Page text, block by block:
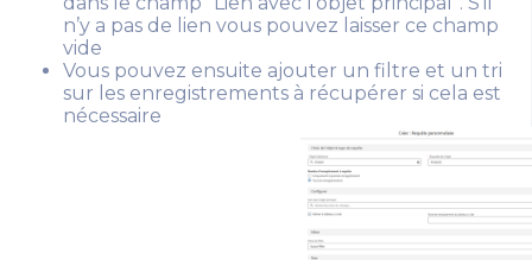
n’y a pas de lien vous pouvez laisser ce champ
vide
Vous pouvez ensuite ajouter un filtre et un tri
sur les enregistrements à récupérer si cela est
nécessaire